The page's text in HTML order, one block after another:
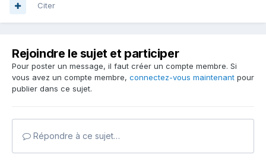
Citer
Rejoindre le sujet et participer
Pour poster un message, il faut créer un compte membre. Si
vous avez un compte membre, connectez-vous maintenant pour
publier dans ce sujet.
Répondre à ce sujet…